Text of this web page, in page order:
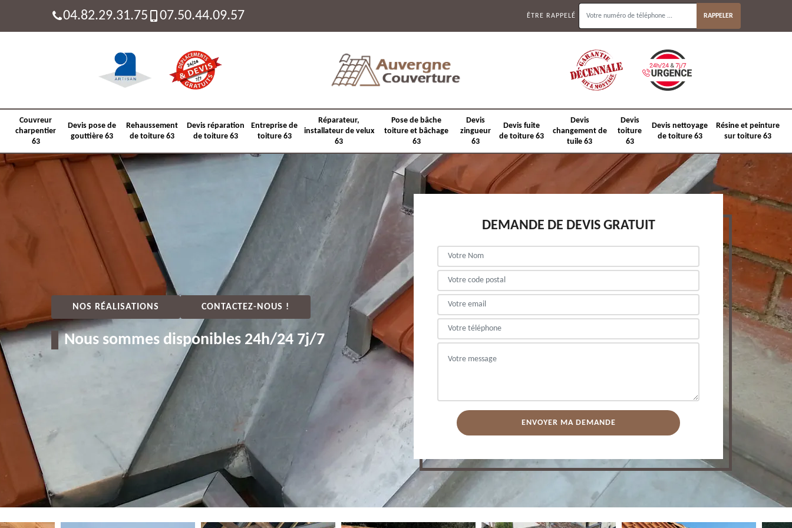
04.82.29.31.75 07.50.44.09.57 ÊTRE RAPPELÉ
Couvreur
charpentier
63
Devis pose de
gouttière 63
Rehaussement
de toiture 63
Devis réparation
de toiture 63
Entreprise de
toiture 63
Réparateur,
installateur de velux
63
Pose de bâche
toiture et bâchage
63
Devis
zingueur
63
Devis fuite
de toiture 63
Devis
changement de
tuile 63
Devis
toiture
63
Devis nettoyage
de toiture 63
Résine et peinture
sur toiture 63
NOS RÉALISATIONS CONTACTEZ-NOUS !
Nous sommes disponibles 24h/24 7j/7
DEMANDE DE DEVIS GRATUIT